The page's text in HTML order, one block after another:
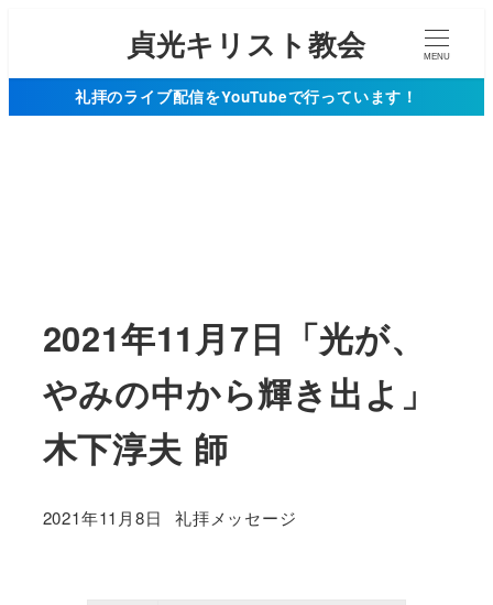
貞光キリスト教会 MENU
礼拝のライブ配信をYouTubeで行っています！
2021年11月7日「光が、
やみの中から輝き出よ」
木下淳夫 師
投稿日
2021年11月8日 カテゴリー
礼拝メッセージ